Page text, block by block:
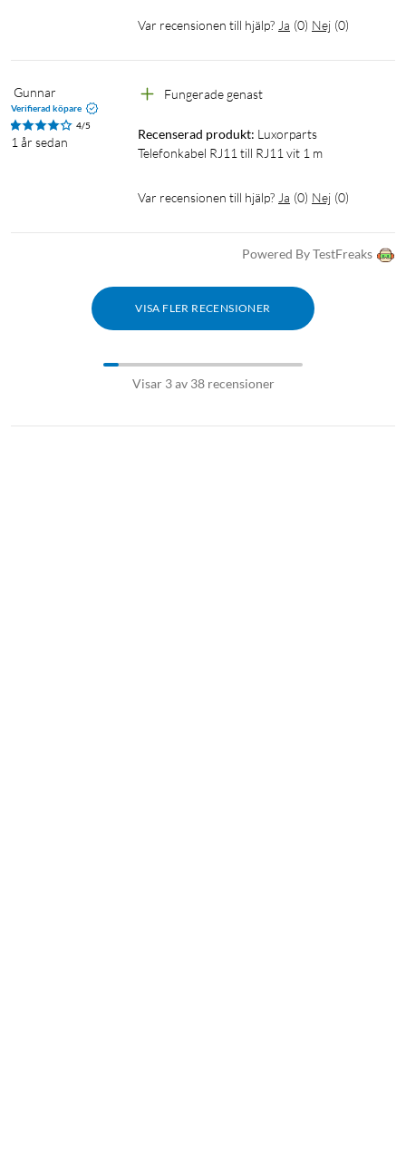
Var recensionen till hjälp? Ja (0) Nej (0)
Gunnar
Verifierad köpare
4/5
1 år sedan
Fungerade genast
Recenserad produkt: Luxorparts
Telefonkabel RJ11 till RJ11 vit 1 m
Var recensionen till hjälp? Ja (0) Nej (0)
Powered By TestFreaks
VISA FLER RECENSIONER
Visar 3 av 38 recensioner